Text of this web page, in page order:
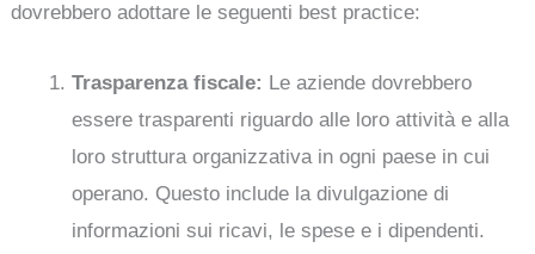
dovrebbero adottare le seguenti best practice:
Trasparenza fiscale: Le aziende dovrebbero
essere trasparenti riguardo alle loro attività e alla
loro struttura organizzativa in ogni paese in cui
operano. Questo include la divulgazione di
informazioni sui ricavi, le spese e i dipendenti.